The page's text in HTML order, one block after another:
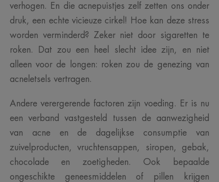
verhogen. En die acnepuistjes zelf zetten ons onder
druk, een echte vicieuze cirkel! Hoe kan deze stress
worden verminderd? Zeker niet door sigaretten te
roken. Dat zou een heel slecht idee zijn, en niet
alleen voor de longen: roken zou de genezing van
acneletsels vertragen.
Andere verergerende factoren zijn voeding. Er is nu
een verband vastgesteld tussen de aanwezigheid
van acne en de dagelijkse consumptie van
zuivelproducten, vruchtensappen, siropen, gebak,
chocolade en zoetigheden. Ook bepaalde
ongeschikte geneesmiddelen of pillen krijgen